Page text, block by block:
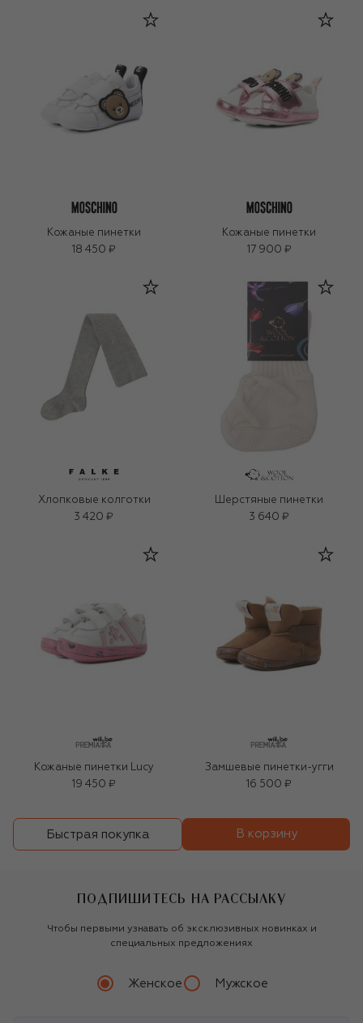
Кожаные пинетки
18 450 ₽
Кожаные пинетки
17 900 ₽
Хлопковые колготки
3 420 ₽
Шерстяные пинетки
3 640 ₽
Кожаные пинетки Lucy
19 450 ₽
Замшевые пинетки-угги
16 500 ₽
Быстрая покупка В корзину
ПОДПИШИТЕСЬ НА РАССЫЛКУ
Чтобы первыми узнавать об эксклюзивных новинках и
специальных предложениях
Женское Мужское